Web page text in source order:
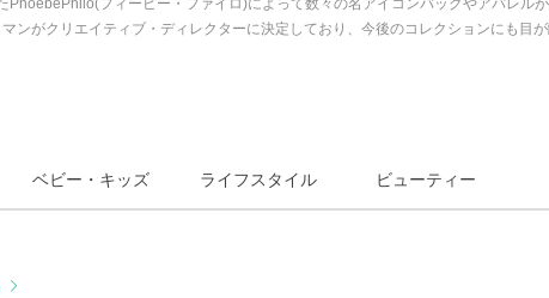
PhoebePhilo(フィービー・ファイロ)によって数々の名アイコンバッグやアパレル
ンがクリエイティブ・ディレクターに決定しており、今後のコレクションにも目が
ベビー・キッズ ライフスタイル ビューティー